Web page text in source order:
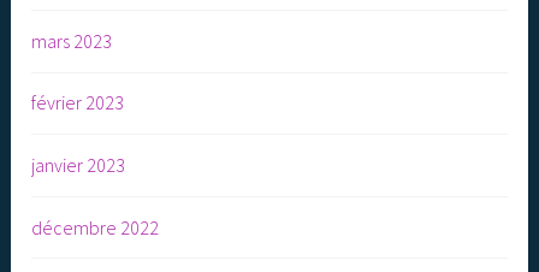
mars 2023
février 2023
janvier 2023
décembre 2022